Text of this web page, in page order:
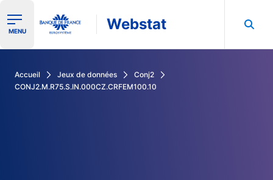
Ouvrir le menu de navigation
MENU Webstat
Accueil Jeux de données
Conj2
CONJ2.M.R75.S.IN.000CZ.CRFEM100.10